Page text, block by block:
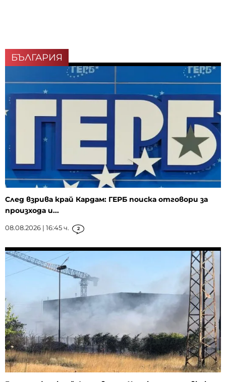
БЪЛГАРИЯ
След взрива край Кардам: ГЕРБ поиска отговори за
произхода и...
08.08.2026 | 16:45 ч. 2